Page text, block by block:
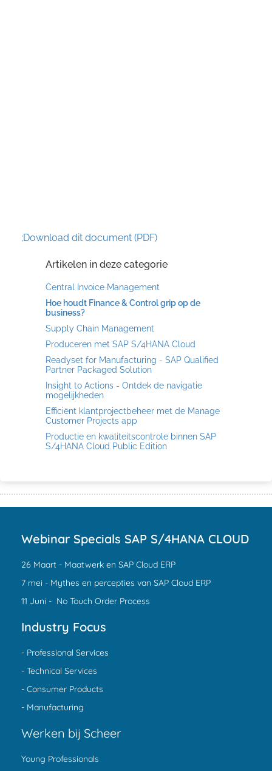
;Download dit document (PDF)
Artikelen in deze categorie
Central Invoice Management
Hoe houdt Finance & Control grip op de
business?
Supply Chain Management
Produceren met SAP S/4HANA Cloud
Readyset for Manufacturing - SAP Qualified
Partner Packaged Solution
Insight to Actions - Ontdek de navigatie
mogelijkheden
Efficiënt klantprojectbeheer met de Manage
Customer Projects app
Productie en kwaliteitscontrole binnen SAP
S/4HANA Cloud Public Edition
Webinar Specials SAP S/4HANA CLOUD
26 Maart - Maatwerk en SAP Cloud ERP
7 mei - Mythes en percepties van SAP Cloud ERP
11 Juni - No Touch Order Process
Industry Focus
- Professional Services
- Technical Services
- Consumer Products
- Manufacturing
Werken bij Scheer
Young Professionals